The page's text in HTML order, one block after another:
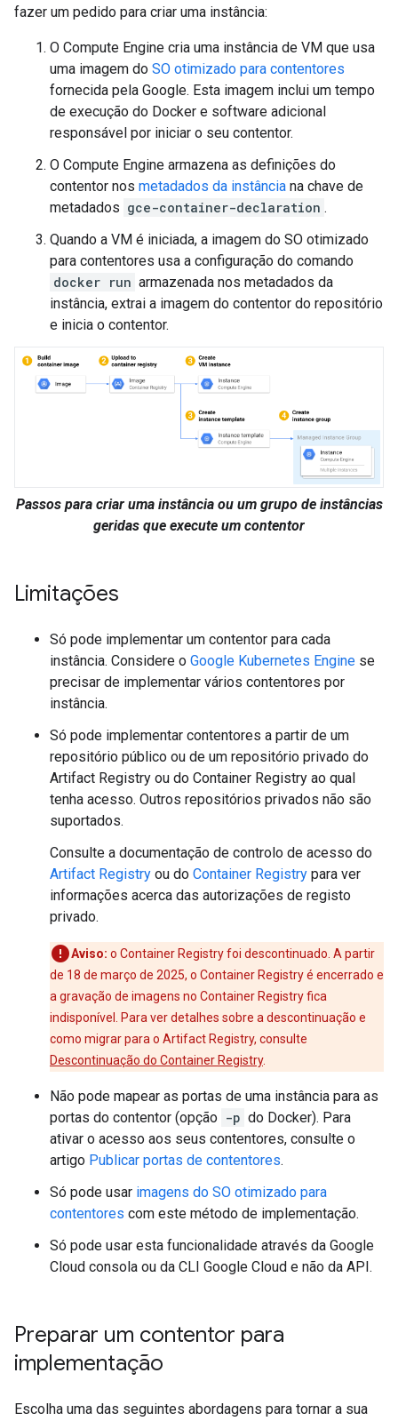
fazer um pedido para criar uma instância:
O Compute Engine cria uma instância de VM que usa
uma imagem do SO otimizado para contentores
fornecida pela Google. Esta imagem inclui um tempo
de execução do Docker e software adicional
responsável por iniciar o seu contentor.
O Compute Engine armazena as definições do
contentor nos metadados da instância na chave de
metadados gce-container-declaration .
Quando a VM é iniciada, a imagem do SO otimizado
para contentores usa a configuração do comando
docker run armazenada nos metadados da
instância, extrai a imagem do contentor do repositório
e inicia o contentor.
Passos para criar uma instância ou um grupo de instâncias
geridas que execute um contentor
Limitações
Só pode implementar um contentor para cada
instância. Considere o Google Kubernetes Engine se
precisar de implementar vários contentores por
instância.
Só pode implementar contentores a partir de um
repositório público ou de um repositório privado do
Artifact Registry ou do Container Registry ao qual
tenha acesso. Outros repositórios privados não são
suportados.
Consulte a documentação de controlo de acesso do
Artifact Registry ou do Container Registry para ver
informações acerca das autorizações de registo
privado.
Aviso: o Container Registry foi descontinuado. A partir
de 18 de março de 2025, o Container Registry é encerrado e
a gravação de imagens no Container Registry fica
indisponível. Para ver detalhes sobre a descontinuação e
como migrar para o Artifact Registry, consulte
Descontinuação do Container Registry.
Não pode mapear as portas de uma instância para as
portas do contentor (opção -p do Docker). Para
ativar o acesso aos seus contentores, consulte o
artigo Publicar portas de contentores.
Só pode usar imagens do SO otimizado para
contentores com este método de implementação.
Só pode usar esta funcionalidade através da Google
Cloud consola ou da CLI Google Cloud e não da API.
Preparar um contentor para
implementação
Escolha uma das seguintes abordagens para tornar a sua